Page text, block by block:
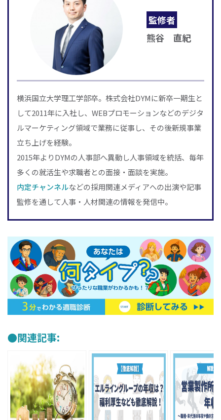
監修者
熊谷 直紀
横浜国立大学理工学部卒。株式会社DYMに新卒一期生と
して2011年に入社し、WEBプロモーションなどのデジタ
ルマーケティング領域で業務に従事し、その後新規事業
立ち上げを経験。
2015年よりDYMの人事部へ異動し人事領域を統括、毎年
多くの就活生や求職者との面接・面談を実施。
内定チャンネルなどの採用関連メディアへの出演や記事
監修を通して人事・人材関連の情報を発信中。
関連記事: